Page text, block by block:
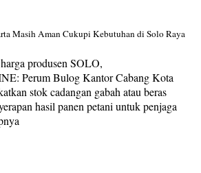
Masih Aman Cukupi Kebutuhan di Solo Raya
produsen SOLO,
Perum Bulog Kantor Cabang Kota
stok cadangan gabah atau beras
hasil panen petani untuk penjaga